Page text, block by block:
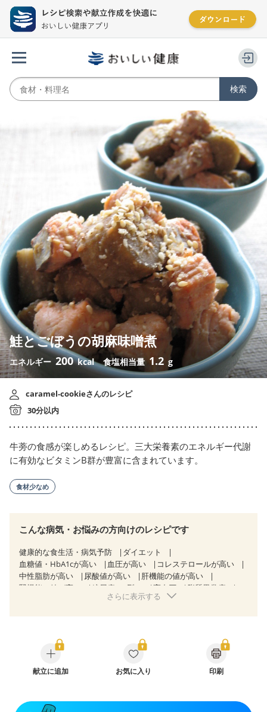
鮭とごぼうの胡麻味噌煮
エネルギー 200 kcal 食塩相当量 1.2 g
caramel-cookieさんのレシピ
30分以内
牛蒡の食感が楽しめるレシピ。三大栄養素のエネルギー代謝
に有効なビタミンB群が豊富に含まれています。
食材少なめ
こんな病気・お悩みの方向けのレシピです
健康的な食生活・病気予防
ダイエット
血糖値・HbA1cが高い
血圧が高い
コレステロールが高い
中性脂肪が高い
尿酸値が高い
肝機能の値が高い
腎機能の値が高い
糖尿病（2型） 高血圧
脂質異常症
狭心症 心筋梗塞
糖尿病性腎症（第１期）
糖尿病性腎症（第２期）
糖尿病性腎症（第３期）
CKD（ステージ１）
CKD（ステージ２）
CKD（ステージ３b）
乳がん治療を終えた方・経過観察中の方など
さらに表示する
献立に追加 お気に入り 印刷